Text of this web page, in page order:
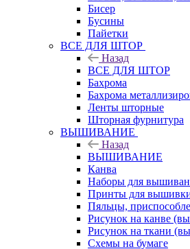
Бисер
Бусины
Пайетки
ВСЕ ДЛЯ ШТОР
Назад
ВСЕ ДЛЯ ШТОР
Бахрома
Бахрома
Ленты шторные
Шторная фурнитура
ВЫШИВАНИЕ
Назад
ВЫШИВАНИЕ
Канва
Наборы для
Принты для
Пяльцы,
Рисунок на канве
Рисунок на ткани
Схемы на бумаге